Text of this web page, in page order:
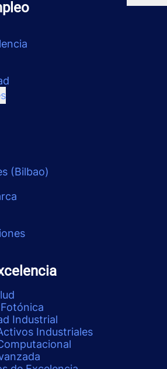
(Bilbao)
Industrial
Industriales